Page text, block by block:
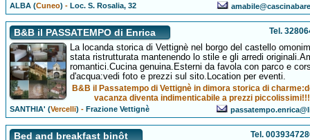
ALBA (Cuneo) -Loc. S. Rosalia, 32
B&B il PASSATEMPO di Enrica Tel.
La locanda storica di Vettignè nel borgo del castello
stata ristrutturata mantenendo lo stile e gli arredi
romantici.Cucina genuina.Esterni da favola con parco e
d'acqua:vedi foto e prezzi sul sito.Location per eventi.
B&B il Passatempo di Vettignè in dimora storica di
vacanza diventa indimenticabile a prezzi piccolissimi!!!
SANTHIA' (Vercelli) -Frazione Vettignè
Bed and breakfast binôt Tel.